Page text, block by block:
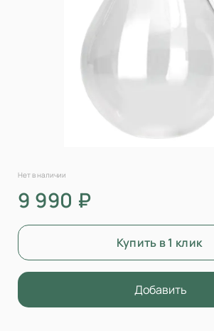
Нет в наличии
9 990 ₽
Купить в 1 клик
Добавить